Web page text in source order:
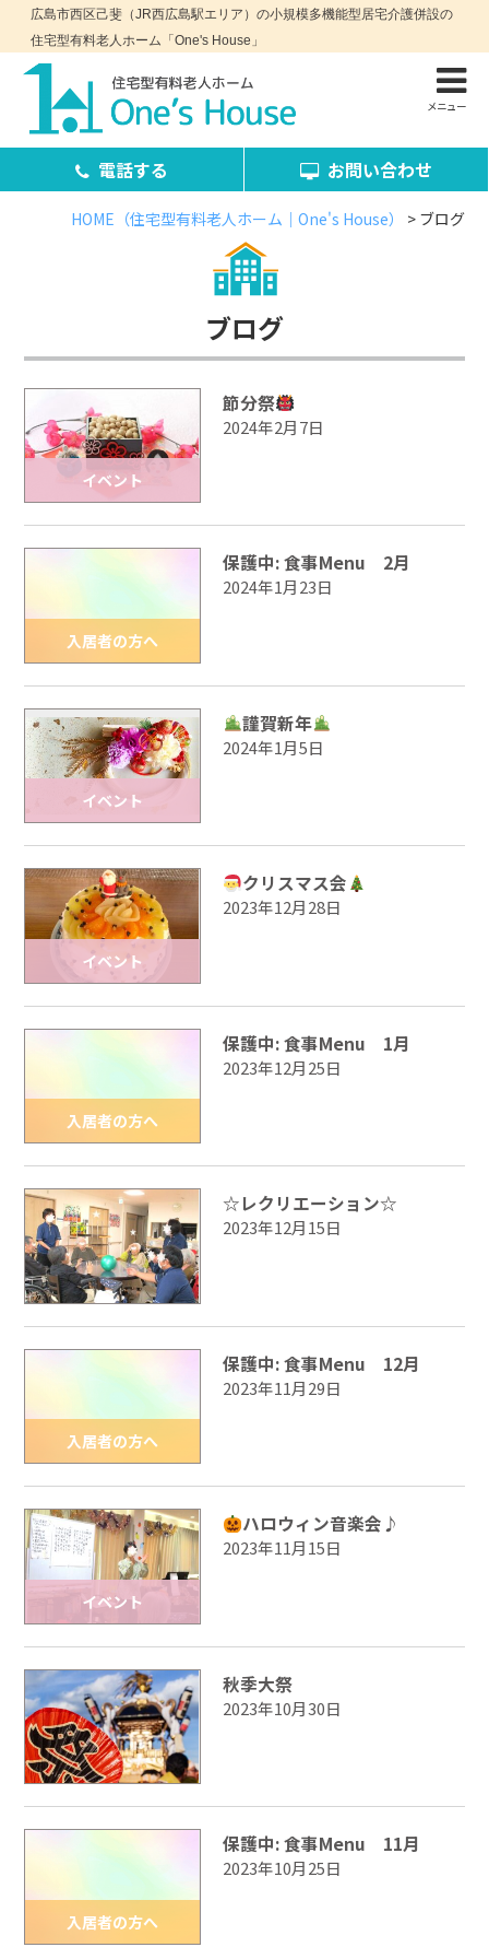
お問い合わせ・資料請求
コンセプト
入居までの
流れ
プライバシーポリシー
サイトマップ
広島市西区己斐（JR西広島駅エリア）の小規模多機能型居宅介護併設の
住宅型有料老人ホーム「One's House」
メニュー
電話する お問い合わせ
HOME（住宅型有料老人ホーム｜One's House） > ブログ
ブログ
イベント
節分祭
2024年2月7日
入居者の方へ
保護中: 食事Menu 2月
2024年1月23日
イベント
謹賀新年
2024年1月5日
イベント
クリスマス会
2023年12月28日
入居者の方へ
保護中: 食事Menu 1月
2023年12月25日
☆レクリエーション☆
2023年12月15日
入居者の方へ
保護中: 食事Menu 12月
2023年11月29日
イベント
ハロウィン音楽会♪
2023年11月15日
秋季大祭
2023年10月30日
入居者の方へ
保護中: 食事Menu 11月
2023年10月25日